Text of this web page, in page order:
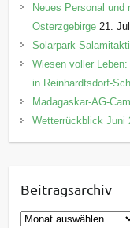
Neues Personal
Osterzgebirge 21.
Solarpark-
Wiesen voller
in Reinhardtsdorf-
Madagaskar-AG-
Wetterrückblick Juni
Beitragsarchiv
B